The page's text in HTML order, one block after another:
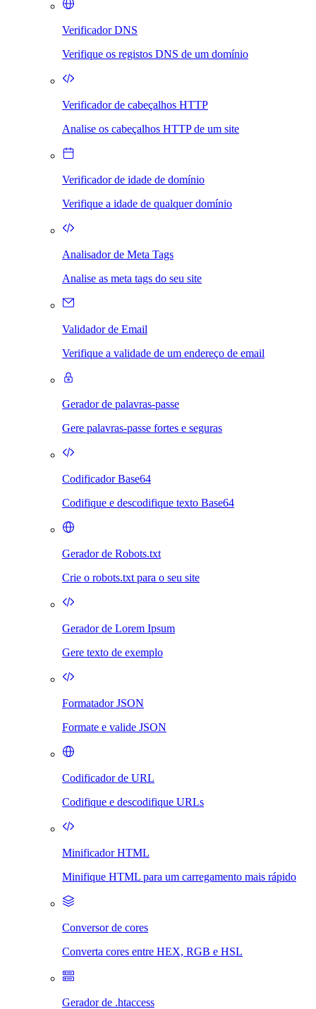
Verificador DNS
Verifique os registos DNS de um domínio
Verificador de cabeçalhos HTTP
Analise os cabeçalhos HTTP de um site
Verificador de idade de domínio
Verifique a idade de qualquer domínio
Analisador de Meta Tags
Analise as meta tags do seu site
Validador de Email
Verifique a validade de um endereço de email
Gerador de palavras-passe
Gere palavras-passe fortes e seguras
Codificador Base64
Codifique e descodifique texto Base64
Gerador de Robots.txt
Crie o robots.txt para o seu site
Gerador de Lorem Ipsum
Gere texto de exemplo
Formatador JSON
Formate e valide JSON
Codificador de URL
Codifique e descodifique URLs
Minificador HTML
Minifique HTML para um carregamento mais rápido
Conversor de cores
Converta cores entre HEX, RGB e HSL
Gerador de .htaccess